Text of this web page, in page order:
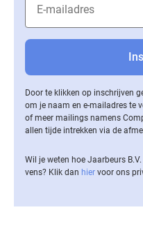
Door te klikken op inschrijven
om je naam en e-mailadres te
of meer mailings namens
allen tijde intrekken via de
Wil je weten hoe Jaarbeurs
vens? Klik dan hier voor ons